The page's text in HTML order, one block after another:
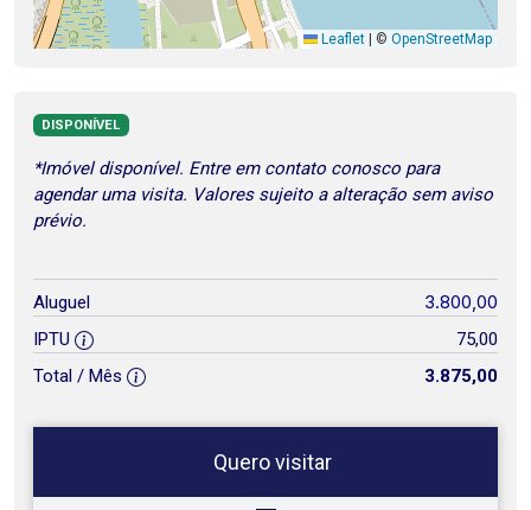
Leaflet | © OpenStreetMap
DISPONÍVEL
*Imóvel disponível. Entre em contato conosco para
agendar uma visita. Valores sujeito a alteração sem aviso
prévio.
Aluguel 3.800,00
IPTU
75,00
Total / Mês
3.875,00
Quero visitar
Qual o melhor dia e horário para